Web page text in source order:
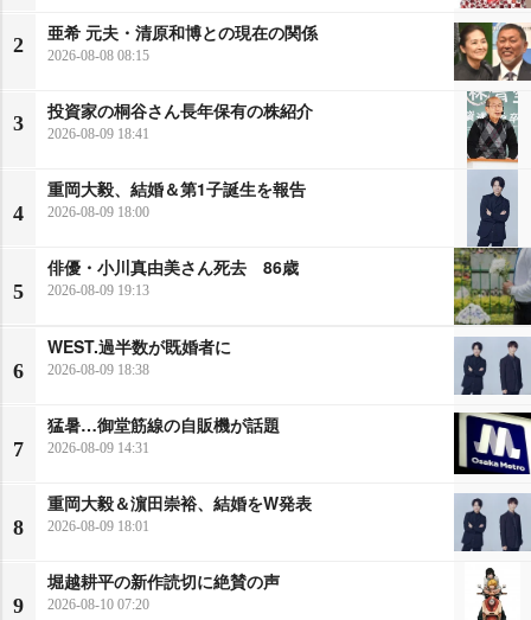
2
亜希 元夫・清原和博との現在の関係
2026-08-08 08:15
3
投資家の桐谷さん長年保有の株紹介
2026-08-09 18:41
4
重岡大毅、結婚＆第1子誕生を報告
2026-08-09 18:00
5
俳優・小川真由美さん死去 86歳
2026-08-09 19:13
6
WEST.過半数が既婚者に
2026-08-09 18:38
7
猛暑…御堂筋線の自販機が話題
2026-08-09 14:31
8
重岡大毅＆濵田崇裕、結婚をW発表
2026-08-09 18:01
9
堀越耕平の新作読切に絶賛の声
2026-08-10 07:20